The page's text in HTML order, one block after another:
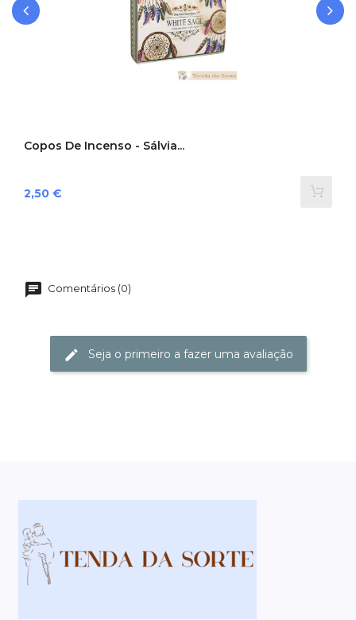
Copos De Incenso - Sálvia...
Preço
2,50 €
Comentários (0)
Seja o primeiro a fazer uma avaliação